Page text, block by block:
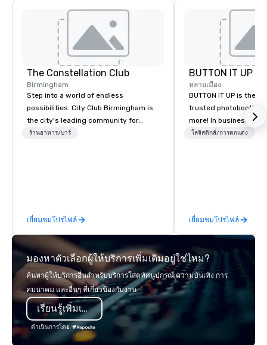
The Constellation Club
Birmingham
Step into a world of endless
possibilities. City Club Birmingham is
the city's leading community for
purpose and connection in the heart
socials while overlooking breathtaking
city views.
ร้านอาหาร/บาร์
เยี่ยมชมโปรไฟล์
BUTTON IT UP
หลายเมือง
BUTTON IT UP is the
trusted photobooth
more! In business for 35+ years, we
have the largest
โลจิสติกส์/การตกแต่ง
เยี่ยมชมโปรไฟล์
มองหาตัวเลือกผู้ให้บริการเพิ่มเติมอยู่ใช่ไหม?
ค้นหาผู้ให้บริการอื่นสำหรับบริการโสตทัศนูปกรณ์ ความบันเทิง การ
คมนาคม และอื่นๆ ที่เกี่ยวข้องกับงาน
เรียนรู้เพิ่มเติม
ดำเนินการโดย